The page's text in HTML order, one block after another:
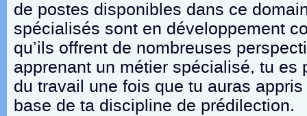
de postes disponibles dans ce
spécialisés sont en développement
qu’ils offrent de nombreuses
apprenant un métier spécialisé, tu es
du travail une fois que tu auras
base de ta discipline de prédilection.